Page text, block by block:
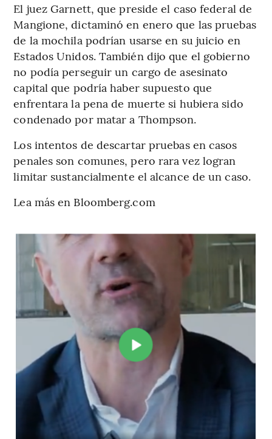
El juez Garnett, que preside el caso federal de
Mangione, dictaminó en enero que las pruebas
de la mochila podrían usarse en su juicio en
Estados Unidos. También dijo que el gobierno
no podía perseguir un cargo de asesinato
capital que podría haber supuesto que
enfrentara la pena de muerte si hubiera sido
condenado por matar a Thompson.
Los intentos de descartar pruebas en casos
penales son comunes, pero rara vez logran
limitar sustancialmente el alcance de un caso.
Lea más en Bloomberg.com